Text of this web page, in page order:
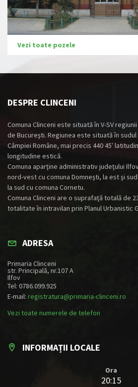
Vezi toate pozele
DESPRE CLINCENI
Comuna Clinceni este situată în V-SV
de Bucureşti. Regiunea este situată în
Câmpiei Române, mai precis 440 45′
longitudine estică.
Comuna aparţine administrativ judeţului
nord-vest cu comuna Domneşti, la est şi
la sud cu comuna Cornetu.
Comuna Clinceni are o suprafaţă totală de
totalitate în intravilan prin Planul Urbanistic
ADRESA
Primaria Clinceni
str. Principală, nr.107 A
Ilfov
Tel: 0786.099.925
E-mail: registratura@primaria-clinceni.ro
Vezi toate numerele de telefon
INFORMAȚII LOCALE
Ora
20:15